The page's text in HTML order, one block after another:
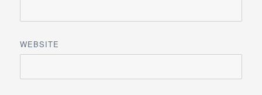
WEBSITE